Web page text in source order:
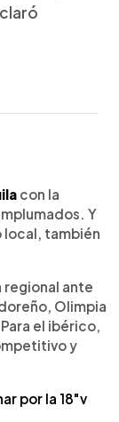
con la
Y
local, también
regional ante
Olimpia
el ibérico,
y
por la 18"v